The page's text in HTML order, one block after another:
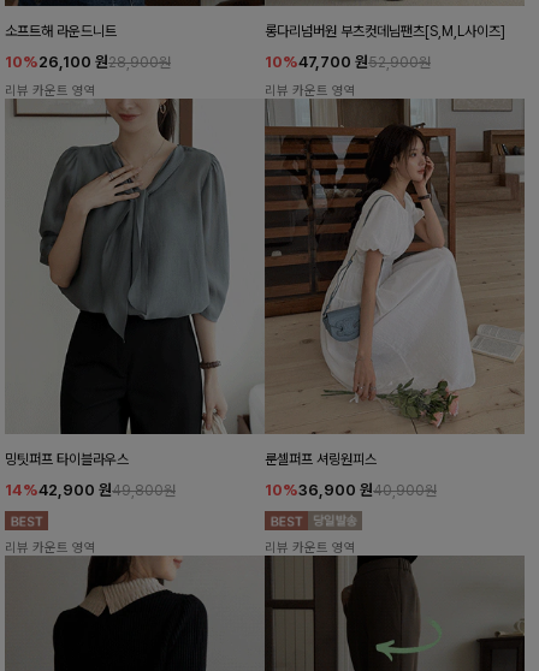
소프트해 라운드니트
10%26,100 원28,900원
리뷰 카운트 영역
롱다리넘버원 부츠컷데님팬츠[S,M,L사이즈]
10%47,700 원52,900원
리뷰 카운트 영역
밍팃퍼프 타이블라우스
14%42,900 원49,800원
리뷰 카운트 영역
룬셀퍼프 셔링원피스
10%36,900 원40,900원
리뷰 카운트 영역